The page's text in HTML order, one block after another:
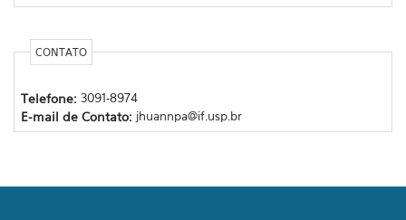
CONTATO
Telefone: 3091-8974
E-mail de Contato: jhuannpa@if.usp.br